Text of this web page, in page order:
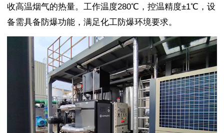
收高温烟气的热量。工作温度280℃，控温精度±1℃，设
备需具备防爆功能，满足化工防爆环境要求。